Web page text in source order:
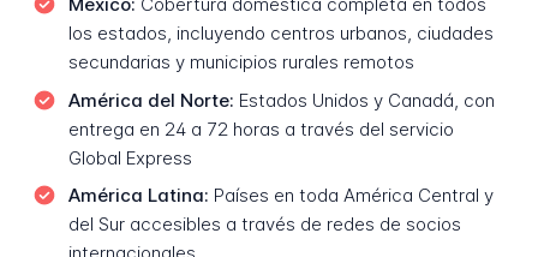
los estados, incluyendo centros urbanos, ciudades
secundarias y municipios rurales remotos
América del Norte: Estados Unidos y Canadá, con
entrega en 24 a 72 horas a través del servicio
Global Express
América Latina: Países en toda América Central y
del Sur accesibles a través de redes de socios